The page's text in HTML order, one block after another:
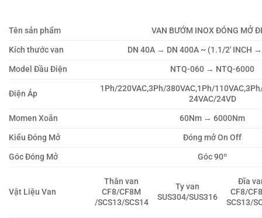
Tên sản phẩm
VAN BƯỚM INOX ĐÓNG MỞ
Kích thước van
DN 40A → DN 400A ~ (1.1/2′ INCH
Model Đầu Điện
NTQ-060 → NTQ-6000
Điện Áp
1Ph/220VAC,3Ph/380VAC,1Ph/
24VAC/24VD
Momen Xoắn
60Nm → 6000Nm
Kiểu Đóng Mở
Đóng mở On Off
Góc Đóng Mở
Góc 90º
Vật Liệu Van
Thân van
CF8/CF8M
/SCS13/SCS14
Ty van
SUS304/SUS316
Đĩa
CF8/
SCS13/